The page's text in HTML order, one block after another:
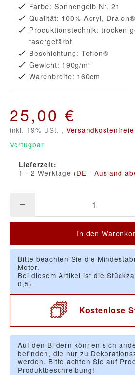
Farbe: Sonnengelb Nr. 21
Qualität: 100% Acryl, Dralon®
Produktionstechnik: trocken
fasergefärbt
Beschichtung: Teflon®
Gewicht: 190g/m²
Warenbreite: 160cm
25,00 €
inkl. 19% USt. ,
Verfügbar
Lieferzeit:
1 - 2 Werktage (DE - Ausland
In den
Bitte beachten Sie die
Meter.
Bei diesem Artikel ist die
0,5).
Kostenlose
Auf den Bildern können sich
befinden, die nur zu
werden. Bitte achten Sie auf
Produktbeschreibung!